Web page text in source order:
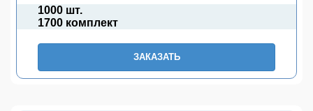
1000 шт.
1700 комплект
ЗАКАЗАТЬ